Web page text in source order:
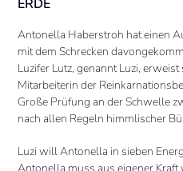
ERDE
Antonella Haberstroh hat einen
mit dem Schrecken
Luzifer Lutz, genannt Luzi,
Mitarbeiterin der
Große Prüfung an der Schwelle
nach allen Regeln himmlischer
Luzi will Antonella in sieben